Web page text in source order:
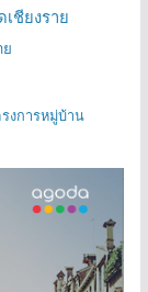
ชียงราย
งการหมู่บ้าน